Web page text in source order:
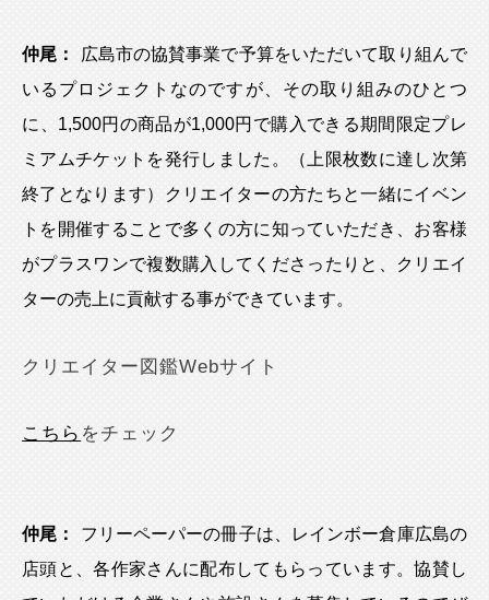
仲尾：
広島市の協賛事業で予算をいただいて取り組んで
いるプロジェクトなのですが、その取り組みのひとつ
に、1,500円の商品が1,000円で購入できる期間限定プレ
ミアムチケットを発行しました。（上限枚数に達し次第
終了となります）クリエイターの方たちと一緒にイベン
トを開催することで多くの方に知っていただき、お客様
がプラスワンで複数購入してくださったりと、クリエイ
ターの売上に貢献する事ができています。
クリエイター図鑑Webサイト
こちら をチェック
仲尾：
フリーペーパーの冊子は、レインボー倉庫広島の
店頭と、各作家さんに配布してもらっています。協賛し